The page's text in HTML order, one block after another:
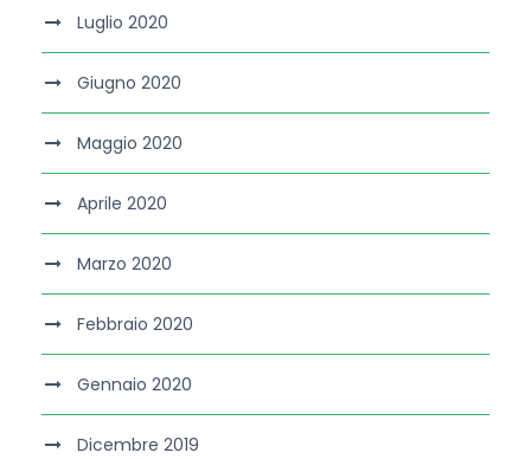
Luglio 2020
Giugno 2020
Maggio 2020
Aprile 2020
Marzo 2020
Febbraio 2020
Gennaio 2020
Dicembre 2019